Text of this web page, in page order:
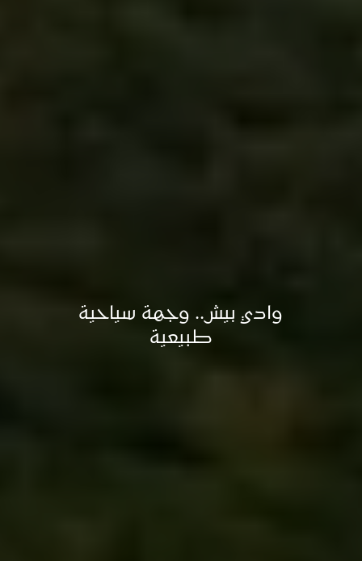
وادي بيش.. وجهة سياحية
طبيعية